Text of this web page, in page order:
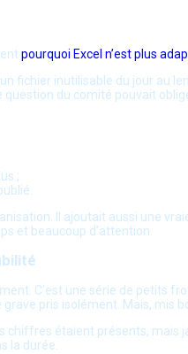
pourquoi Excel n’est plus
fichier inutilisable du jour
du comité pouvait
;
Il ajoutait aussi une
et beaucoup d’attention.
C’est une série de
pris isolément. Mais, mis
chiffres étaient présents,
la durée.